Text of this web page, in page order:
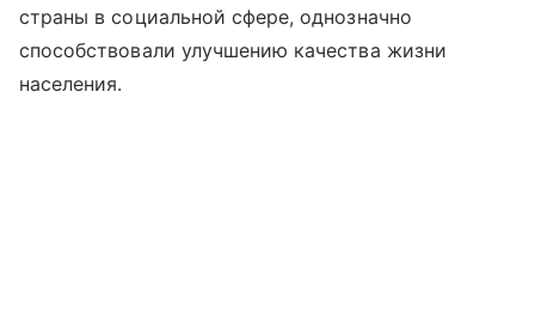
страны в социальной сфере, однозначно
способствовали улучшению качества жизни
населения.